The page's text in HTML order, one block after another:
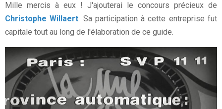
Mille mercis à eux ! J'ajouterai le concours précieux de
Christophe Willaert. Sa participation à cette entreprise fut
capitale tout au long de l'élaboration de ce guide.